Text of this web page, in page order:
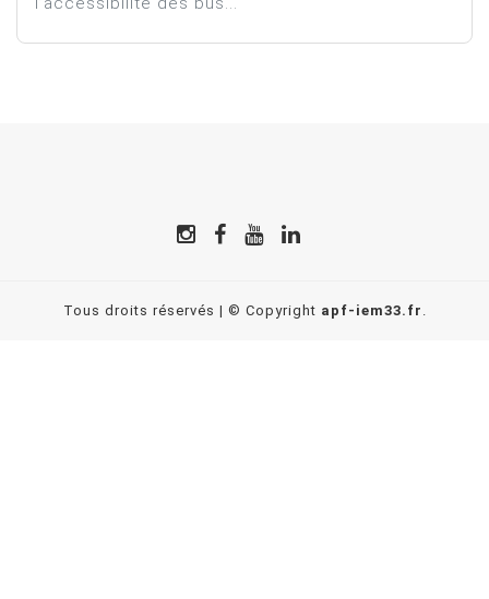
Tous droits réservés | © Copyright apf-iem33.fr